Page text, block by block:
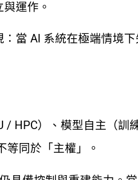
運作。
當 AI 系統在極端情境
/ HPC）、模型自主（訓
等同於「主權」。